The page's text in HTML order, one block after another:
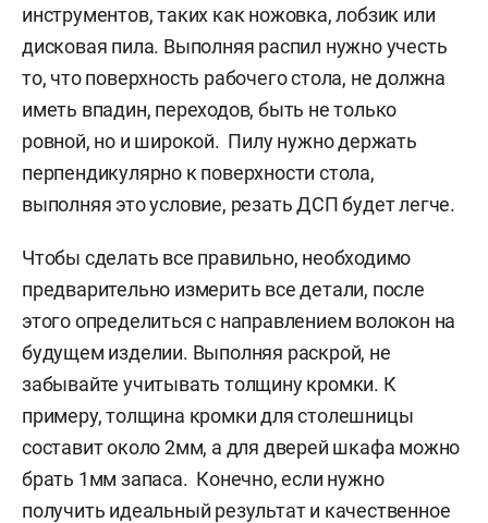
инструментов, таких как ножовка, лобзик или
дисковая пила. Выполняя распил нужно учесть
то, что поверхность рабочего стола, не должна
иметь впадин, переходов, быть не только
ровной, но и широкой. Пилу нужно держать
перпендикулярно к поверхности стола,
выполняя это условие, резать ДСП будет легче.
Чтобы сделать все правильно, необходимо
предварительно измерить все детали, после
этого определиться с направлением волокон на
будущем изделии. Выполняя раскрой, не
забывайте учитывать толщину кромки. К
примеру, толщина кромки для столешницы
составит около 2мм, а для дверей шкафа можно
брать 1мм запаса. Конечно, если нужно
получить идеальный результат и качественное